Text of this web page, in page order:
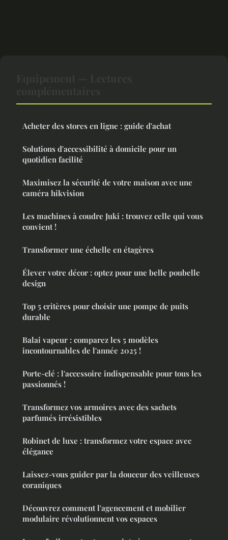
Acheter des stores en ligne : guide d'achat
Solutions d'accessibilité à domicile pour un
quotidien facilité
Maximisez la sécurité de votre maison avec une
caméra hikvision
Les machines à coudre Juki : trouvez celle qui vous
convient !
Transformer une échelle en étagères
Élever votre décor : optez pour une belle poubelle
design
Top 5 critères pour choisir une pompe de puits
durable
Balai vapeur : comparez les 5 modèles
incontournables de l'année 2025 !
Porte-clé : l'accessoire indispensable pour tous les
passionnés !
Transformez vos armoires avec des sachets
parfumés irrésistibles
Robinet de luxe : transformez votre espace avec
élégance
Laissez-vous guider par la douceur des veilleuses
coraniques
Découvrez comment l'agencement et mobilier
modulaire révolutionnent vos espaces